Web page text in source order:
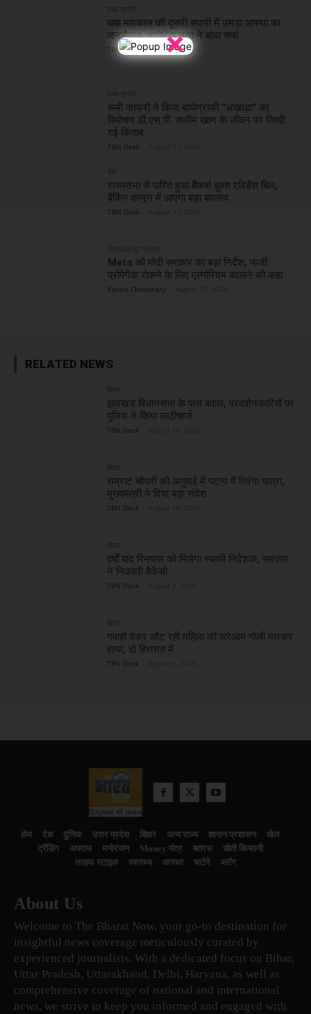
×
मध्य प्रदेश
बाबा महाकाल की दूसरी सवारी में उमड़ा आस्था का
जनसैलाब, भगोरिया नृत्य ने बांधा समां
TBN Desk - August 10, 2026
मध्य प्रदेश
रूमी जाफरी ने किया बायोग्राफी ’’अखाड़ा’’ का
विमोचन डी.एस.पी. सलीम खान के जीवन पर लिखी
गई किताब
TBN Desk
देश
राज्यसभा से पारित हुआ बैंकर्स बुक्स एविडेंस बिल,
बैंकिंग कानून में आएगा बड़ा बदलाव
TBN Desk
Breaking News
Meta को मोदी सरकार का बड़ा निर्देश, फर्जी
प्रोपेगेंडा रोकने के लिए एल्गोरिदम बदलने को कहा
Kavita Choudhary
RELATED NEWS
बिहार
झारखंड विधानसभा के पास बवाल, प्रदर्शनकारियों पर
पुलिस ने किया लाठीचार्ज
TBN Desk
बिहार
सम्राट चौधरी की अगुवाई में पटना में तिरंगा यात्रा,
मुख्यमंत्री ने दिया बड़ा संदेश
TBN Desk
बिहार
वर्षों बाद रिनपास को मिलेगा स्थायी निदेशक, सरकार
ने निकाली वैकेंसी
TBN Desk
बिहार
गवाही देकर लौट रही महिला की सरेआम गोली मारकर
हत्या, दो हिरासत में
TBN Desk
होम देश दुनिया उत्तर प्रदेश बिहार अन्य राज्य शासन प्रशासन
खेल
ट्रेंडिंग
अपराध मनोरंजन Money मंत्र बतरस
खेती किसानी
लाइफ स्टाइल
स्वास्थ्य आस्था चटोरे ब्लॉग
About Us
Welcome to The Bharat Now, your go-to destination for
insightful news coverage meticulously curated by
experienced journalists. With a dedicated focus on Bihar,
Uttar Pradesh, Uttarakhand, Delhi, Haryana, as well as
comprehensive coverage of national and international
news, we strive to keep you informed and engaged with